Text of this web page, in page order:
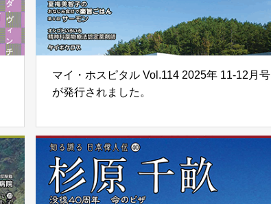
マイ・ホスピタル Vol.114 2025年 11-12月号
が発行されました。